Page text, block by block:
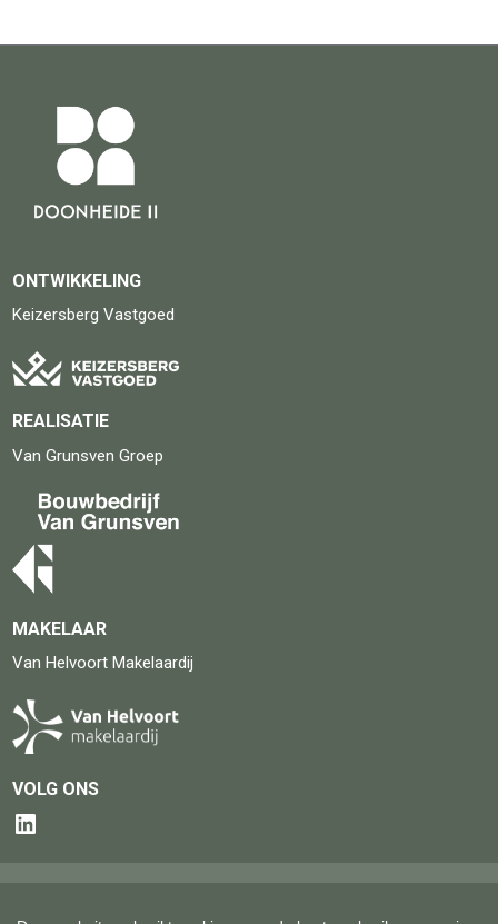
ONTWIKKELING
Keizersberg Vastgoed
REALISATIE
Van Grunsven Groep
MAKELAAR
Van Helvoort Makelaardij
VOLG ONS